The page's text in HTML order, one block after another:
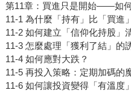
第11章：買進只是開始——如
11-1 為什麼「持有」比「買進
11-2 如何建立「信仰化持股」
11-3 怎麼處理「獲利了結」的
11-4 如何應對大跌？
11-5 再投入策略：定期加碼的
11-6 如何讓投資變得「有溫度